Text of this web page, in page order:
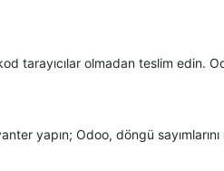
tarayıcılar olmadan teslim edin.
yapın; Odoo, döngü sayımlarını